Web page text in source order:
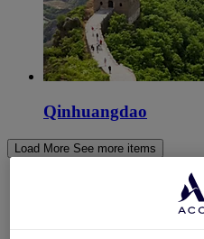
Qinhuangdao
Load More See more items